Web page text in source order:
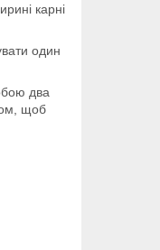
карні
один
два
щоб